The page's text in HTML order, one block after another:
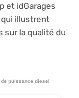
et idGarages
illustrent
sur la qualité du
de puissance diesel